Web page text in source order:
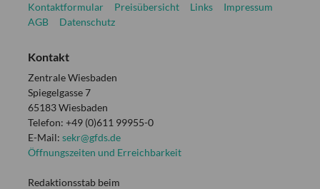
Kontaktformular Preisübersicht Links
Impressum
AGB
Datenschutz
Kontakt
Zentrale Wiesbaden
Spiegelgasse 7
65183 Wiesbaden
Telefon: +49 (0)611 99955-0
E-Mail: sekr@gfds.de
Öffnungszeiten und Erreichbarkeit
Redaktionsstab beim